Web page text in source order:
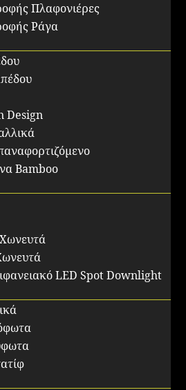
Πλαφονιέρες
Ράγα
Design
Bamboo
LED Spot Downlight